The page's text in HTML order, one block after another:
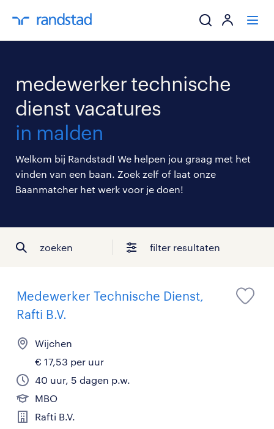
ik zoek een
over randstad
medewerker technische
dienst vacatures
in malden
Welkom bij Randstad! We helpen jou graag met het
vinden van een baan. Zoek zelf of laat onze
Baanmatcher het werk voor je doen!
zoeken filter resultaten
Medewerker Technische Dienst,
Rafti B.V.
Wijchen
€ 17,53 per uur
40 uur, 5 dagen p.w.
MBO
Rafti B.V.